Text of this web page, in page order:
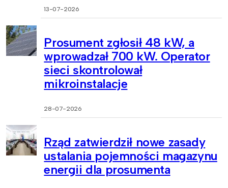
13-07-2026
Prosument zgłosił 48 kW, a
wprowadzał 700 kW. Operator
sieci skontrolował
mikroinstalacje
28-07-2026
Rząd zatwierdził nowe zasady
ustalania pojemności magazynu
energii dla prosumenta